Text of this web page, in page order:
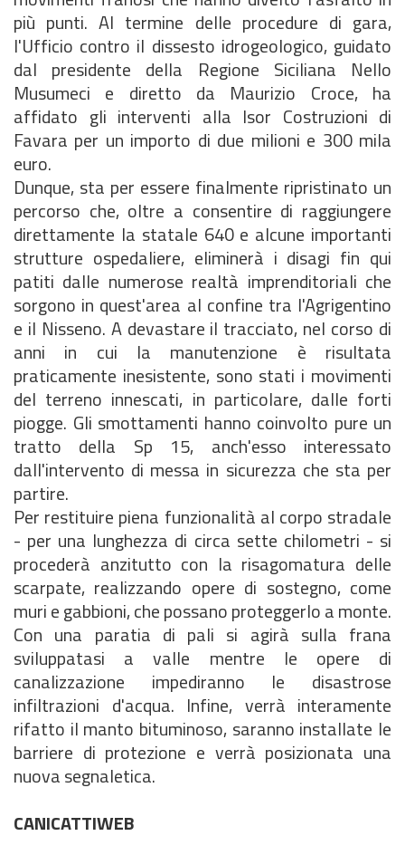
più punti. Al termine delle procedure di gara,
l'Ufficio contro il dissesto idrogeologico, guidato
dal presidente della Regione Siciliana Nello
Musumeci e diretto da Maurizio Croce, ha
affidato gli interventi alla Isor Costruzioni di
Favara per un importo di due milioni e 300 mila
euro.
Dunque, sta per essere finalmente ripristinato un
percorso che, oltre a consentire di raggiungere
direttamente la statale 640 e alcune importanti
strutture ospedaliere, eliminerà i disagi fin qui
patiti dalle numerose realtà imprenditoriali che
sorgono in quest'area al confine tra l'Agrigentino
e il Nisseno. A devastare il tracciato, nel corso di
anni in cui la manutenzione è risultata
praticamente inesistente, sono stati i movimenti
del terreno innescati, in particolare, dalle forti
piogge. Gli smottamenti hanno coinvolto pure un
tratto della Sp 15, anch'esso interessato
dall'intervento di messa in sicurezza che sta per
partire.
Per restituire piena funzionalità al corpo stradale
- per una lunghezza di circa sette chilometri - si
procederà anzitutto con la risagomatura delle
scarpate, realizzando opere di sostegno, come
muri e gabbioni, che possano proteggerlo a monte.
Con una paratia di pali si agirà sulla frana
sviluppatasi a valle mentre le opere di
canalizzazione impediranno le disastrose
infiltrazioni d'acqua. Infine, verrà interamente
rifatto il manto bituminoso, saranno installate le
barriere di protezione e verrà posizionata una
nuova segnaletica.
CANICATTIWEB